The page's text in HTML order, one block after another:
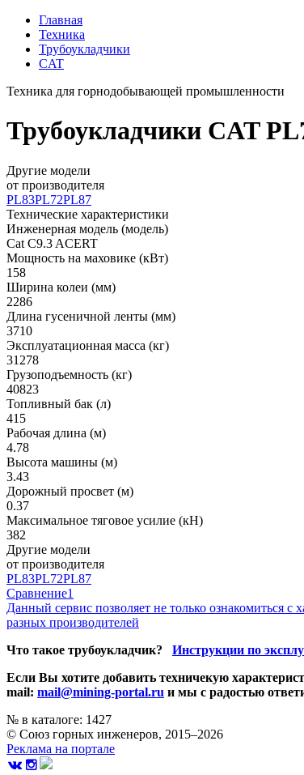
Главная
Техника
Трубоукладчики
CAT
Техника для горнодобывающей промышленности
Трубоукладчики CAT
Другие модели
от производителя
PL83PL72PL87
Технические характеристики
Инженерная модель (модель)
Cat C9.3 ACERT
Мощность на маховике (кВт)
158
Ширина колеи (мм)
2286
Длина гусеничной ленты (мм)
3710
Эксплуатационная масса (кг)
31278
Грузоподъемность (кг)
40823
Топливный бак (л)
415
Рабочая длина (м)
4.78
Высота машины (м)
3.43
Дорожный просвет (м)
0.37
Максимальное тяговое усилие (кН)
382
Другие модели
от производителя
PL83PL72PL87
Сравнение1
Данный сервис позволяет не только ознакомиться
разных производителей
Что такое трубоукладчик? Инструкции по
Если Вы хотите добавить техничекую
mail: mail@mining-portal.ru и мы с радостью
№ в каталоге: 1427
© Союз горных инженеров, 2015–2026
Реклама на портале